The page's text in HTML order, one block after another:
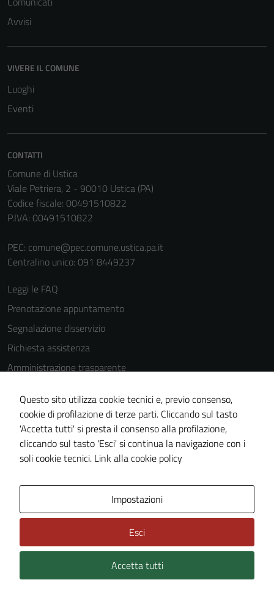
Avvisi
VIVERE IL COMUNE
Luoghi
Eventi
CONTATTI
Comune di Ustica
Viale Petriera, 2 - 90010 Ustica (PA)
Codice fiscale: 00491510822
P.IVA: 00491510822
PEC: comune@pec.comune.ustica.pa.it
Centralino unico: 091 8449237
Leggi le FAQ
Prenotazione appuntamento
Segnalazione disservizio
Richiesta assistenza
Amministrazione trasparente
Cookie Policy
Note legali
Dichiarazione di accessibilità
Piano di miglioramento del sito
Area Privata
Questo sito utilizza cookie tecnici e, previo consenso,
cookie di profilazione di terze parti. Cliccando sul tasto
'Accetta tutti' si presta il consenso alla profilazione,
cliccando sul tasto 'Esci' si continua la navigazione con i
soli cookie tecnici. Link alla cookie policy
Impostazioni
Esci
Accetta tutti